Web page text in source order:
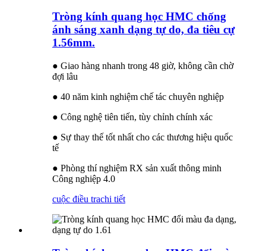
Tròng kính quang học HMC chống
ánh sáng xanh dạng tự do, đa tiêu cự
1.56mm.
● Giao hàng nhanh trong 48 giờ, không cần chờ
đợi lâu
● 40 năm kinh nghiệm chế tác chuyên nghiệp
● Công nghệ tiên tiến, tùy chỉnh chính xác
● Sự thay thế tốt nhất cho các thương hiệu quốc
tế
● Phòng thí nghiệm RX sản xuất thông minh
Công nghiệp 4.0
cuộc điều trachi tiết